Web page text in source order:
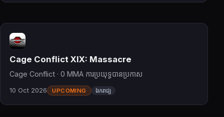
Cage Conflict XIX: Massacre
Cage Conflict · 0 MMA ការប្រយុទ្ធបានប្រកាស
10 Oct 2026 UPCOMING ឯករាជ្យ